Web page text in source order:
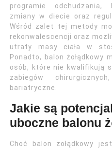
programie
zmiany w diecie oraz
Wśród zalet tej metody
rekonwalescencji oraz
utraty masy ciała w
Ponadto, balon żołądkowy
osób, które nie kwalifikują
zabiegów
bariatryczne.
Jakie są
uboczne balonu
Choć balon żołądkowy